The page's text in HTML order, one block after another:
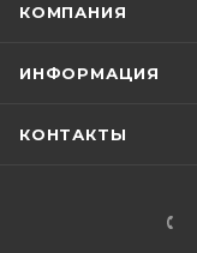
КОМПАНИЯ
ИНФОРМАЦИЯ
КОНТАКТЫ